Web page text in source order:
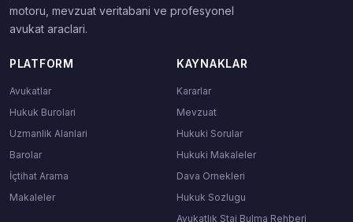
motoru, mevzuat veritabani ve profesyonel
avukat araclari.
PLATFORM
Avukatlar
Hukuk Burolari
Uzmanlik Alanlari
Barolar
İçtihat Arama
Makaleler
KAYNAKLAR
Kararlar
Mevzuat
Hukuki Sorular
Hukuki Makaleler
Dava Ornekleri
Hukuk Sozlugu
Avukatlık Staj Bulma Rehberi